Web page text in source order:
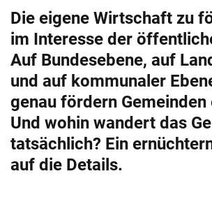
Die eigene Wirtschaft zu
im Interesse der
Auf Bundesebene, auf
und auf kommunaler
genau fördern Gemeinden
Und wohin wandert das
tatsächlich? Ein
auf die Details.